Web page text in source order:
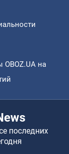
на
последних